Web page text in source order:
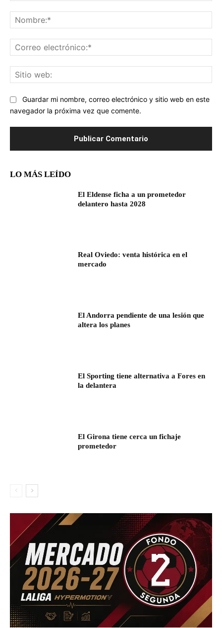
Guardar mi nombre, correo electrónico y sitio web en este
navegador la próxima vez que comente.
LO MÁS LEÍDO
El Eldense ficha a un prometedor
delantero hasta 2028
Real Oviedo: venta histórica en el
mercado
El Andorra pendiente de una lesión que
altera los planes
El Sporting tiene alternativa a Fores en
la delantera
El Girona tiene cerca un fichaje
prometedor